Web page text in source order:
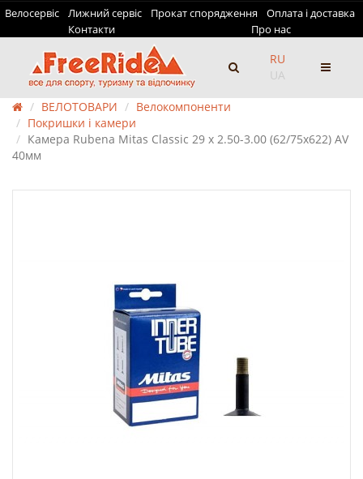
Велосервіс Лижний сервіс Прокат спорядження
Оплата і доставка
Контакти
Про нас
RU
UA
ВЕЛОТОВАРИ
Велокомпоненти
Покришки і камери
Камера Rubena Mitas Classic 29 x 2.50-3.00 (62/75х622) AV
40мм